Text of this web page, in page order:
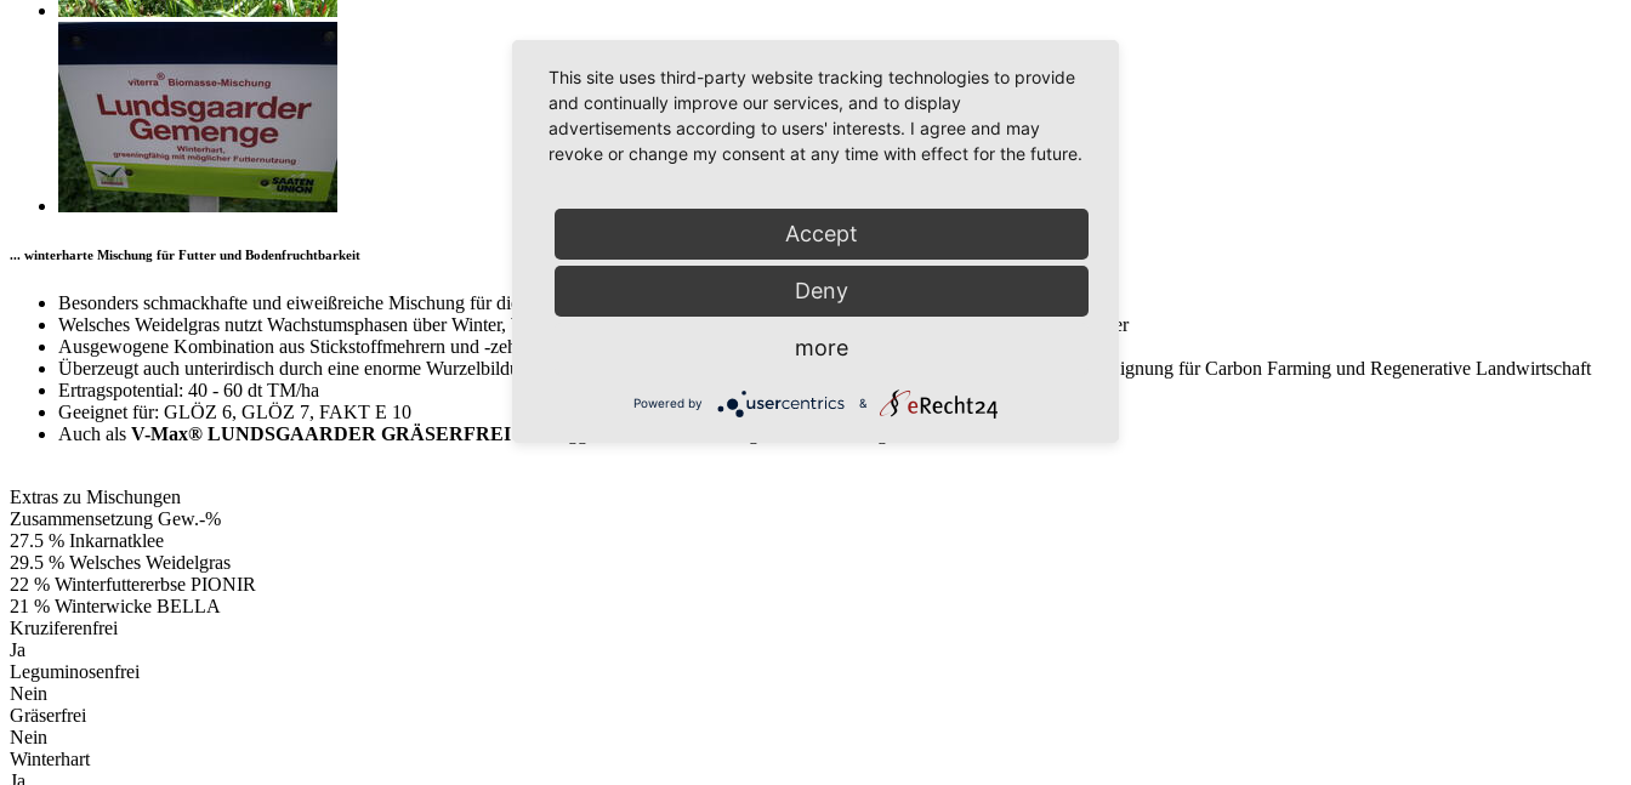
... winterharte Mischung für Futter und Bodenfruchtbarkeit
Besonders schmackhafte und eiweißreiche Mischung für die Rinderfütterung mit Bodeneffekt
Welsches Weidelgras nutzt Wachstumsphasen über Winter, Winterwicke und Winterfuttererbse sind wertvolle Eiweißkomponenten im Futter
Ausgewogene Kombination aus Stickstoffmehrern und -zehrern wirkt sich positiv auf Pflanzenwachstum und Bodenleben aus
Überzeugt auch unterirdisch durch eine enorme Wurzelbildung, welche aktiv zur Humusbildung und CO2 -Speicherung beiträgt – ideale Eignung für Carbon Farming und Regenerative Landwirtschaft
Ertragspotential: 40 - 60 dt TM/ha
Geeignet für: GLÖZ 6, GLÖZ 7, FAKT E 10
Auch als V-Max® LUNDSGAARDER GRÄSERFREI
Extras zu Mischungen
Zusammensetzung Gew.-%
27.5 % Inkarnatklee
29.5 % Welsches Weidelgras
22 % Winterfuttererbse PIONIR
21 % Winterwicke BELLA
Kruziferenfrei
Ja
Leguminosenfrei
Nein
Gräserfrei
Nein
Winterhart
This site uses third-party website tracking technologies to provide
and continually improve our services, and to display
advertisements according to users' interests. I agree and may
revoke or change my consent at any time with effect for the future.
Accept
Deny
more
Powered by &